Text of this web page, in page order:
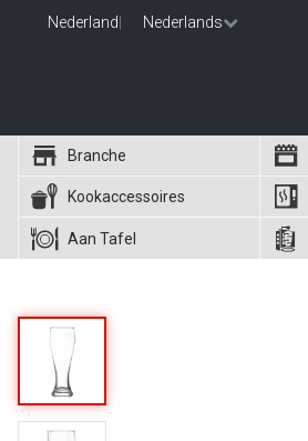
Nederland Nederlands
Branche
Kookaccessoires
Aan Tafel